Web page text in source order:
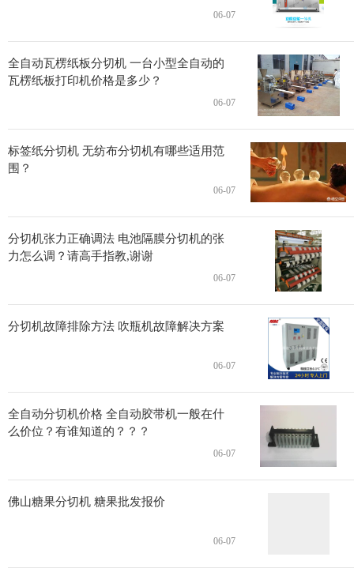
06-07
全自动瓦楞纸板分切机 一台小型全自动的
瓦楞纸板打印机价格是多少？
06-07
标签纸分切机 无纺布分切机有哪些适用范
围？
06-07
分切机张力正确调法 电池隔膜分切机的张
力怎么调？请高手指教,谢谢
06-07
分切机故障排除方法 吹瓶机故障解决方案
06-07
全自动分切机价格 全自动胶带机一般在什
么价位？有谁知道的？？？
06-07
佛山糖果分切机 糖果批发报价
06-07